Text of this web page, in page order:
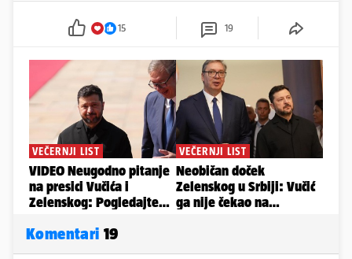
15 19
Komentari 19